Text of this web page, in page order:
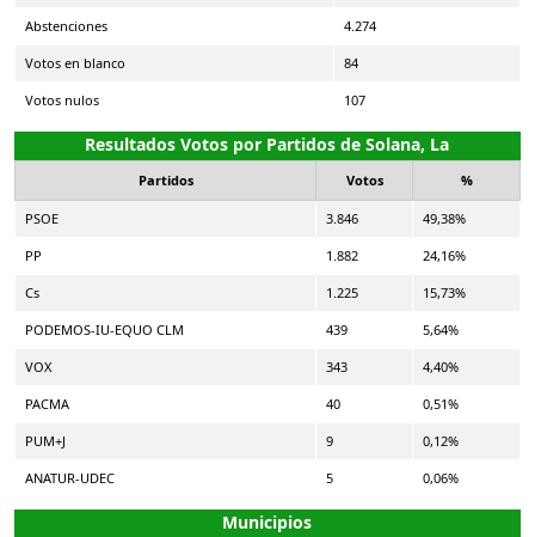
Abstenciones 4.274
Votos en blanco 84
Votos nulos 107
Resultados Votos por Partidos de Solana, La
Partidos Votos %
PSOE 3.846 49,38%
PP 1.882 24,16%
Cs 1.225 15,73%
PODEMOS-IU-EQUO CLM 439 5,64%
VOX 343 4,40%
PACMA 40 0,51%
PUM+J 9 0,12%
ANATUR-UDEC 5 0,06%
Municipios